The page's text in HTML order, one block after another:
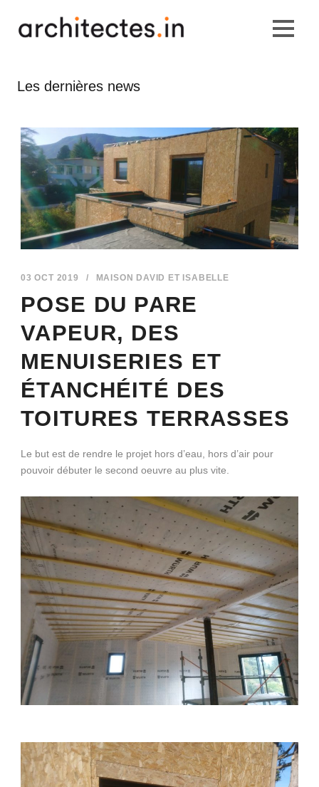
Les dernières news
03 OCT 2019 / MAISON DAVID ET ISABELLE
POSE DU PARE
VAPEUR, DES
MENUISERIES ET
ÉTANCHÉITÉ DES
TOITURES TERRASSES
Le but est de rendre le projet hors d’eau, hors d’air pour
pouvoir débuter le second oeuvre au plus vite.